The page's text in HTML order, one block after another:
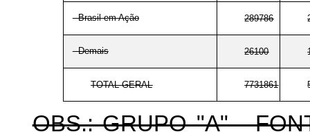
- Brasil em Ação 289786
- Demais 26100
TOTAL GERAL 7731861
OBS.: GRUPO "A" -